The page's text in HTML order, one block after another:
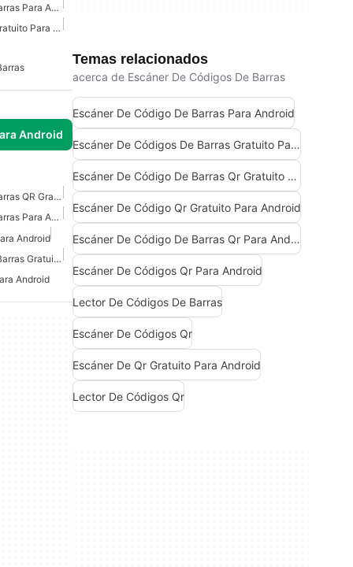
Escáner De Código De Barras Para Android
Escáner De Código QR Gratuito Para Android
Android
Escáner De Código De Barras QR Gratuito Para Android
Escáner De Código De Barras Para Android
Android
Escáner De Códigos De Barras Gratuito Para Android
Android
Temas relacionados
acerca de Escáner De Códigos De Barras
Escáner De Código De Barras Para Android
Escáner De Códigos De Barras Gratuito Para Android
Escáner De Código De Barras Qr Gratuito Para Android
Escáner De Código Qr Gratuito Para Android
Escáner De Código De Barras Qr Para Android
Escáner De Códigos Qr Para Android
Lector De Códigos De Barras
Escáner De Códigos Qr
Escáner De Qr Gratuito Para Android
Lector De Códigos Qr